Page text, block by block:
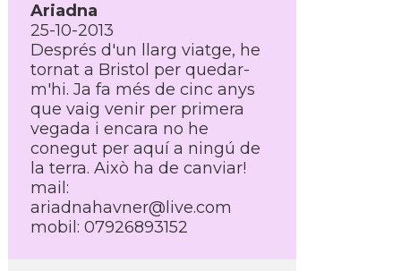
Ariadna
25-10-2013
Després d'un llarg viatge, he
tornat a Bristol per quedar-
m'hi. Ja fa més de cinc anys
que vaig venir per primera
vegada i encara no he
conegut per aquí­ a ningú de
la terra. Això ha de canviar!
mail:
ariadnahavner@live.com
mobil: 07926893152